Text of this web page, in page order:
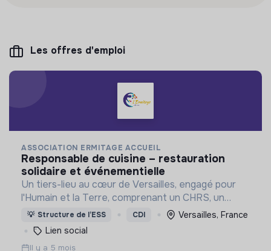
Les offres d'emploi
ASSOCIATION ERMITAGE ACCUEIL
responsable de cuisine – restauration
solidaire et événementielle
Un tiers-lieu au cœur de Versailles, engagé pour
l'Humain et la Terre, comprenant un CHRS, un
atelier d'artiste et proposant de l'évènementiel à
destination des familles et associations.
💡 Structure de l’ESS CDI
Versailles, France
Lien social
Il y a 5 mois